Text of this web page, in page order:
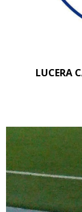
LUCERA